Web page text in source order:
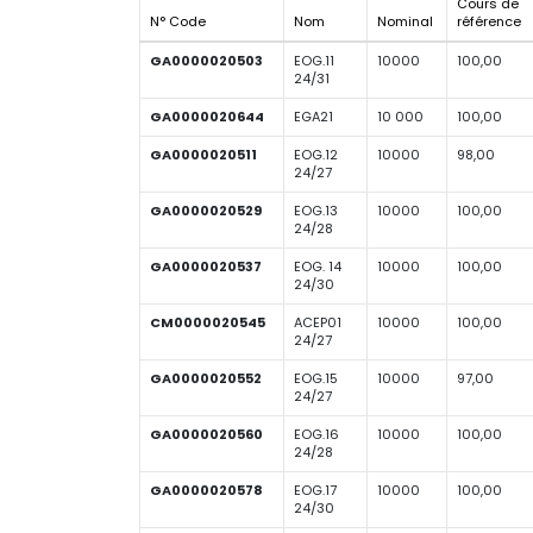
N° Code Nom Nominal
référence
GA0000020503
EOG.11
24/31
10000 100,00
GA0000020644 EGA21 10 000
100,00
GA0000020511
EOG.12
24/27
10000 98,00
GA0000020529
EOG.13
24/28
10000 100,00
GA0000020537
EOG. 14
24/30
10000 100,00
CM0000020545
ACEP01
24/27
10000 100,00
GA0000020552
EOG.15
24/27
10000 97,00
GA0000020560
EOG.16
24/28
10000 100,00
GA0000020578
EOG.17
24/30
10000 100,00